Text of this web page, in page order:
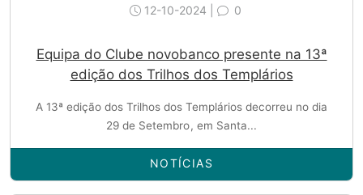
12-10-2024 | 0
Equipa do Clube novobanco presente na 13ª
edição dos Trilhos dos Templários
A 13ª edição dos Trilhos dos Templários decorreu no dia
29 de Setembro, em Santa...
NOTÍCIAS